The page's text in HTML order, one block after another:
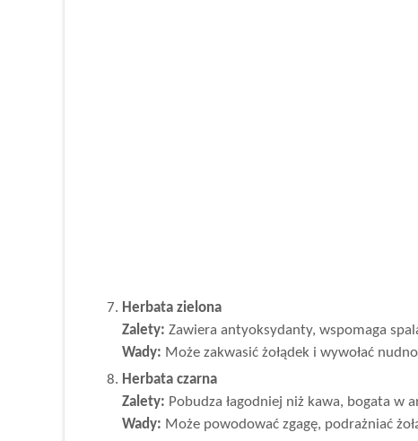
Herbata zielona
Zalety: Zawiera antyoksydanty, wspomaga
Wady: Może zakwasić żołądek i wywołać
Herbata czarna
Zalety: Pobudza łagodniej niż kawa, bogata w
Wady: Może powodować zgagę, podrażniać